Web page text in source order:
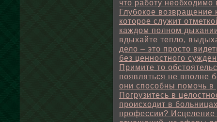
что работу
Глубокое возвращение
которое служит
каждом полном
вдыхайте тепло,
дело – это просто
без ценностного
Примите то
появляться не вполне
они способны помочь в
Погрузитесь в
происходит в
профессии? Исцеление